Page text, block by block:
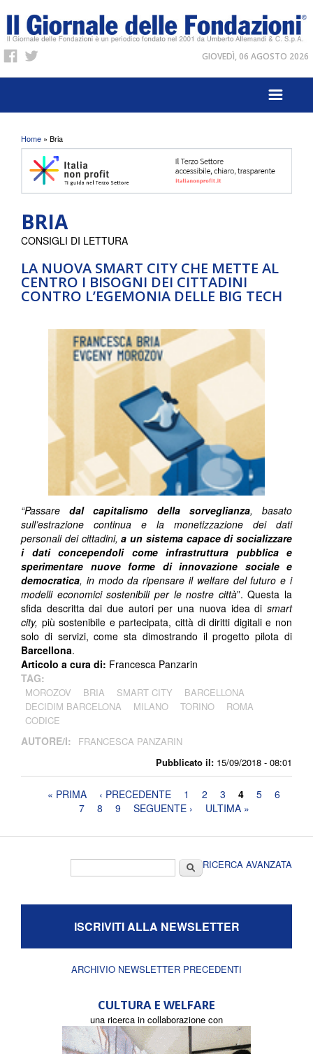
GIOVEDÌ, 06 AGOSTO 2026
Tu sei qui
Home » Bria
BRIA
LA NUOVA SMART CITY CHE METTE AL
CENTRO I BISOGNI DEI CITTADINI
CONTRO L’EGEMONIA DELLE BIG TECH
Pubblicato il: 15/09/2018 - 08:01
CONSIGLI DI LETTURA
“Passare dal capitalismo della sorveglianza, basato
sull’estrazione continua e la monetizzazione dei dati
personali dei cittadini,a un sistema capace di socializzare
i dati concependoli come infrastruttura pubblica e
sperimentare nuove forme di innovazione sociale e
democratica, in modo da ripensare il welfare del futuro e i
modelli economici sostenibili per le nostre città”. Questa la
sfida descritta dai due autori per una nuova idea di smart
city, più sostenibile e partecipata, città di diritti digitali e non
solo di servizi, come sta dimostrando il progetto pilota di
Barcellona.
Articolo a cura di: Francesca Panzarin
TAG:
MOROZOV BRIA SMART CITY
BARCELLONA
DECIDIM BARCELONA
MILANO TORINO
ROMA
CODICE
AUTORE/I: FRANCESCA PANZARIN
Pagine« PRIMA ‹ PRECEDENTE 1 2 3 4 5
6
7
8 9 SEGUENTE › ULTIMA »
CercaRICERCA AVANZATA
ISCRIVITI ALLA NEWSLETTER
ARCHIVIO NEWSLETTER PRECEDENTI
CULTURA E WELFARE
una ricerca in collaborazione con